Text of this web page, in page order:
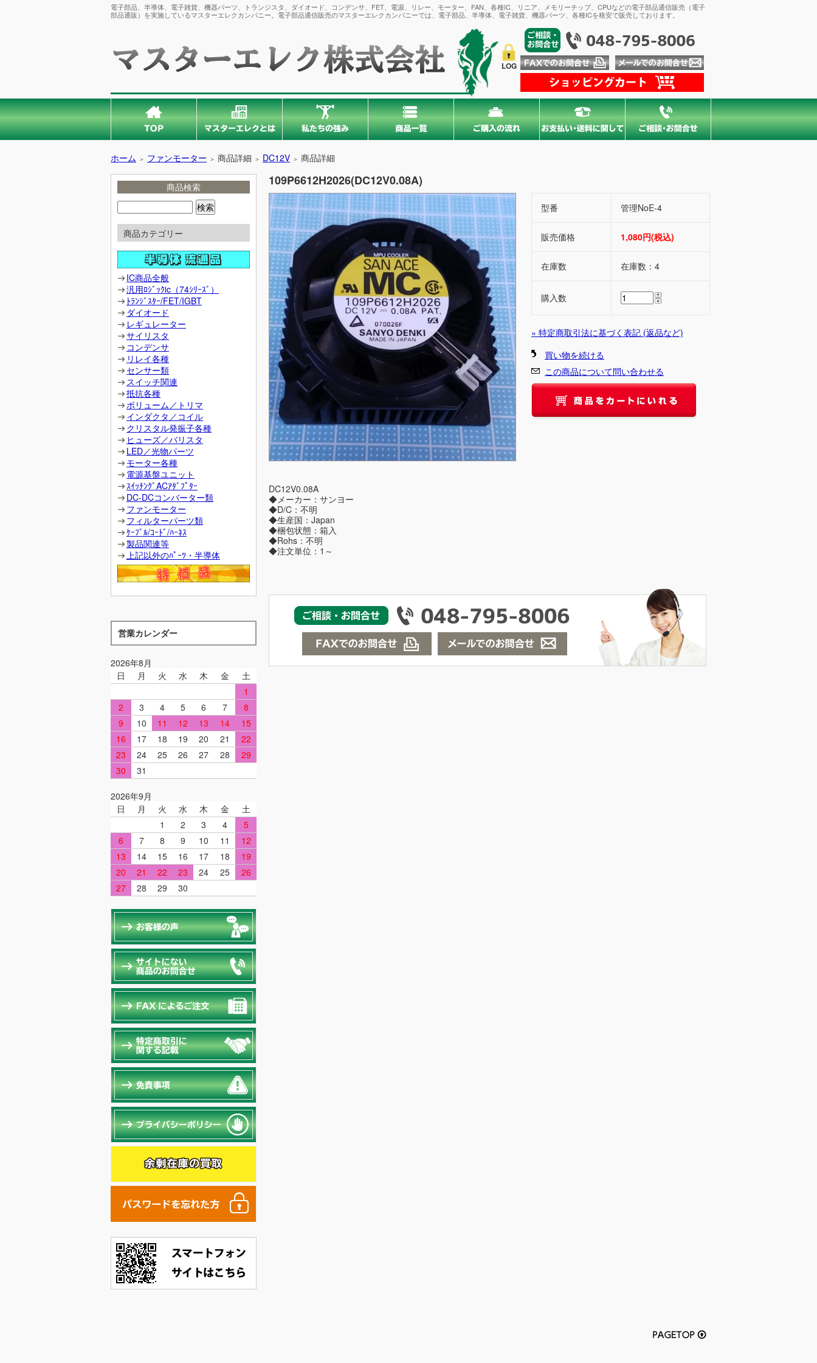
電子部品、半導体、電子雑貨、機器パーツ、トランジスタ、ダイオード、コンデンサ、FET、電源、リレー、モーター、FAN、各種IC、リニア、メモリーチップ、CPUなどの電子部品通信販売（電子
部品通販）を実施しているマスターエレクカンパニー。電子部品通信販売のマスターエレクカンパニーでは、電子部品、半導体、電子雑貨、機器パーツ、各種ICを格安で販売しております。
LOG
ホーム ＞ ファンモーター ＞ 商品詳細 ＞ DC12V ＞ 商品詳細
商品検索
商品カテゴリー
IC商品全般
汎用ﾛｼﾞｯｸic（74ｼﾘｰｽﾞ）
ﾄﾗﾝｼﾞｽﾀｰ/FET/IGBT
ダイオード
レギュレーター
サイリスタ
コンデンサ
リレイ各種
センサー類
スイッチ関連
抵抗各種
ボリューム／トリマ
インダクタ／コイル
クリスタル発振子各種
ヒューズ／バリスタ
LED／光物パーツ
モーター各種
電源基盤ユニット
ｽｲｯﾁﾝｸﾞACｱﾀﾞﾌﾟﾀｰ
DC-DCコンバーター類
ファンモーター
フィルターパーツ類
ｹｰﾌﾞﾙ/ｺｰﾄﾞ/ﾊｰﾈｽ
製品関連等
上記以外のﾊﾟｰﾂ・半導体
営業カレンダー
2026年8月
日
月 火 水 木 金
土
1
2
3 4 5 6 7
8
9
10 11 12 13 14
15
16
17 18 19 20 21
22
23
24 25 26 27 28
29
30
31
2026年9月
日
月 火 水 木 金
土
1
2 3 4
5
6
7 8 9 10 11
12
13
14 15 16 17 18
19
20
21 22 23 24 25
26
27
28 29 30
109P6612H2026(DC12V0.08A)
型番 管理NoE-4
販売価格 1,080円(税込)
在庫数 在庫数：4
購入数
» 特定商取引法に基づく表記 (返品など)
買い物を続ける
この商品について問い合わせる
DC12V0.08A
◆メーカー：サンヨー
◆D/C：不明
◆生産国：Japan
◆梱包状態：箱入
◆Rohs：不明
◆注文単位：1～